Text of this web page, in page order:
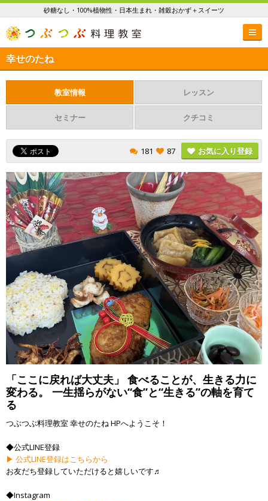
砂糖なし・100%植物性・日本生まれ・雑穀おかず＋スイーツ
幸せのたね
教室情報 レッスン
セミナー クチコミ
181 87 お気に入り登録
「ここに戻れば大丈夫」 食べることが、生きる力に
変わる。 一生揺らがない“食”と“生きる”の軸を育て
る
つぶつぶ料理教室 幸せのたね HPへようこそ！
◆公式LINE登録
▶ 公式LINE登録はこちらから
お友だち登録していただけると嬉しいです♬
◆Instagram